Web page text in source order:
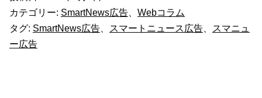
カテゴリー: SmartNews広告
Webコラム
タグ: SmartNews広告 スマートニュース広告
スマニュ
ー広告